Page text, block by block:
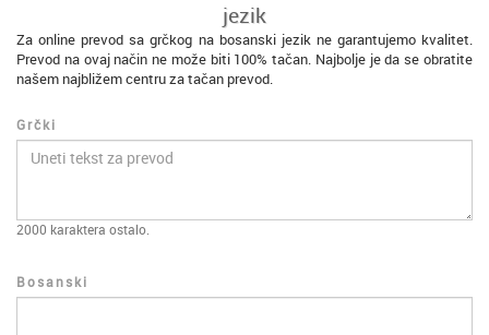
jezik
Za online prevod sa grčkog na bosanski jezik ne garantujemo kvalitet.
Prevod na ovaj način ne može biti 100% tačan. Najbolje je da se obratite
našem najbližem centru za tačan prevod.
Grčki
2000 karaktera ostalo.
Bosanski